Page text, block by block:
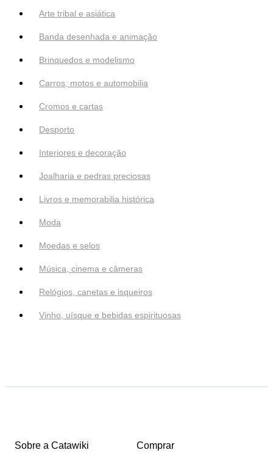
Arte tribal e asiática
Banda desenhada e animação
Brinquedos e modelismo
Carros, motos e automobilia
Cromos e cartas
Desporto
Interiores e decoração
Joalharia e pedras preciosas
Livros e memorabilia histórica
Moda
Moedas e selos
Música, cinema e câmeras
Relógios, canetas e isqueiros
Vinho, uísque e bebidas espirituosas
Sobre a Catawiki Comprar